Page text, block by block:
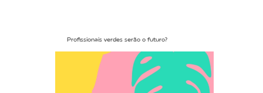
Profissionais verdes serão o futuro?